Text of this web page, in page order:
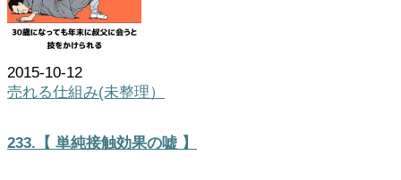
2015-10-12
売れる仕組み(未整理）
233.【 単純接触効果の嘘 】